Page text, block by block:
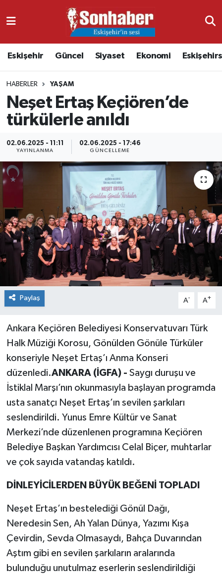
Eskişehir Güncel Siyaset Ekonomi
HABERLER YAŞAM
Neşet Ertaş Keçiören’de
türkülerle anıldı
02.06.2025 - 11:11
YAYINLANMA
02.06.2025 - 17:46
GÜNCELLEME
Paylaş A- A+
Ankara Keçiören Belediyesi Konservatuvarı Türk
Halk Müziği Korosu, Gönülden Gönüle Türküler
konseriyle Neşet Ertaş’ı Anma Konseri
düzenledi.ANKARA (İGFA) - Saygı duruşu ve
İstiklal Marşı’nın okunmasıyla başlayan programda
usta sanatçı Neşet Ertaş’ın sevilen şarkıları
seslendirildi. Yunus Emre Kültür ve Sanat
Merkezi’nde düzenlenen programına Keçiören
Belediye Başkan Yardımcısı Celal Biçer, muhtarlar
ve çok sayıda vatandaş katıldı.
DİNLEYİCİLERDEN BÜYÜK BEĞENİ TOPLADI
Neşet Ertaş’ın bestelediği Gönül Dağı,
Neredesin Sen, Ah Yalan Dünya, Yazımı Kışa
Çevirdin, Sevda Olmasaydı, Bahça Duvarından
Aştım gibi en sevilen şarkıların aralarında
bulunduğu unutulmaz eserlerin seslendirildiği
Ekonomi
Güncel
Kültür & Sanat
Magazin
Resmi İlanlar
Sağlık
Siyaset
Spor
Nöbetçi Eczaneler
Namaz Vakitleri
Trafik Durumu
Süper Lig Puan Durumu ve Fikstür
Tüm Manşetler
Son Dakika Haberleri
Haber Arşivi